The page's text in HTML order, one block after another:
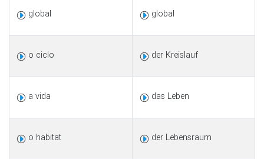
global global
o ciclo der Kreislauf
a vida das Leben
o habitat der Lebensraum